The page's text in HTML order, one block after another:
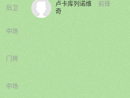
后卫
中场
门将
中场
前锋
卢卡库列诺维
奇